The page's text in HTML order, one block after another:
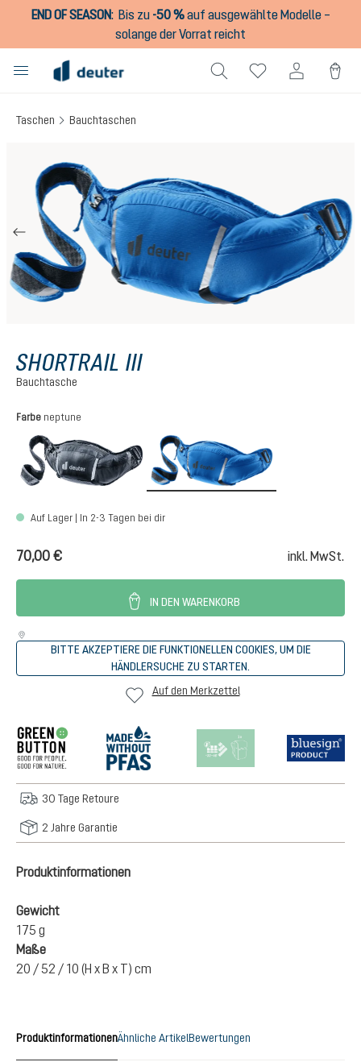
springen
END OF SEASON: Bis zu -50 %auf ausgewählte Modelle –
solange der Vorrat reicht
Taschen Bauchtaschen
SHORTRAIL III
Bauchtasche
Farbeauswählen
neptune
black
Auf Lager | In 2-3 Tagen bei dir
70,00 € inkl. MwSt.
IN DEN WARENKORB
BITTE AKZEPTIERE DIE FUNKTIONELLEN COOKIES, UM DIE
HÄNDLERSUCHE ZU STARTEN.
Auf den Merkzettel
30 Tage Retoure
2 Jahre Garantie
Produktinformationen
Gewicht
175 g
Maße
20 / 52 / 10 (H x B x T) cm
ProduktinformationenÄhnliche ArtikelBewertungen